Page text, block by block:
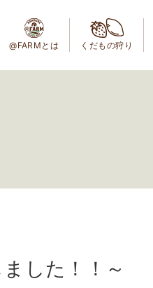
@FARMとは くだもの狩り
した！！～